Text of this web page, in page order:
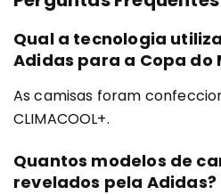
Qual a tecnologia
Adidas para a Copa do
As camisas foram
CLIMACOOL+.
Quantos modelos de
revelados pela Adidas?